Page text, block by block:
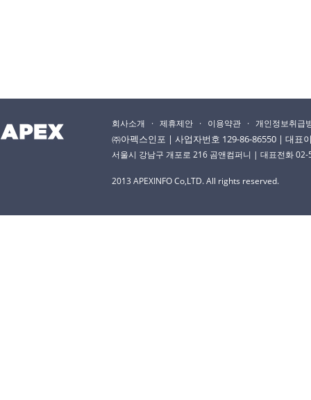
회사소개 · 제휴제안 · 이용약관 · 개인정보취급
㈜아펙스인포 | 사업자번호 129-86-86550 | 대표
서울시 강남구 개포로 216 곰앤컴퍼니 | 대표전화
2013 APEXINFO Co,LTD. All rights reserved.